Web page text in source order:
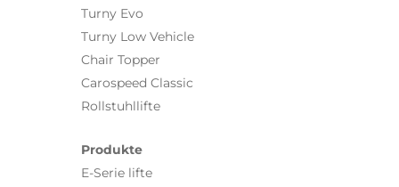
Turny Evo
Turny Low Vehicle
Chair Topper
Carospeed Classic
Rollstuhllifte
Produkte
E-Serie lifte